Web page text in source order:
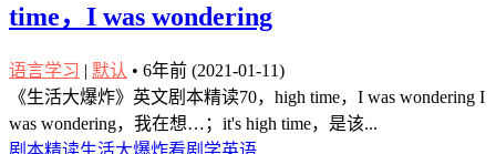
time，I was wondering
语言学习 | 默认 • 6年前 (2021-01-11)
《生活大爆炸》英文剧本精读70，high time，I was wondering I
was wondering，我在想…；it's high time，是该...
剧本精读生活大爆炸看剧学英语